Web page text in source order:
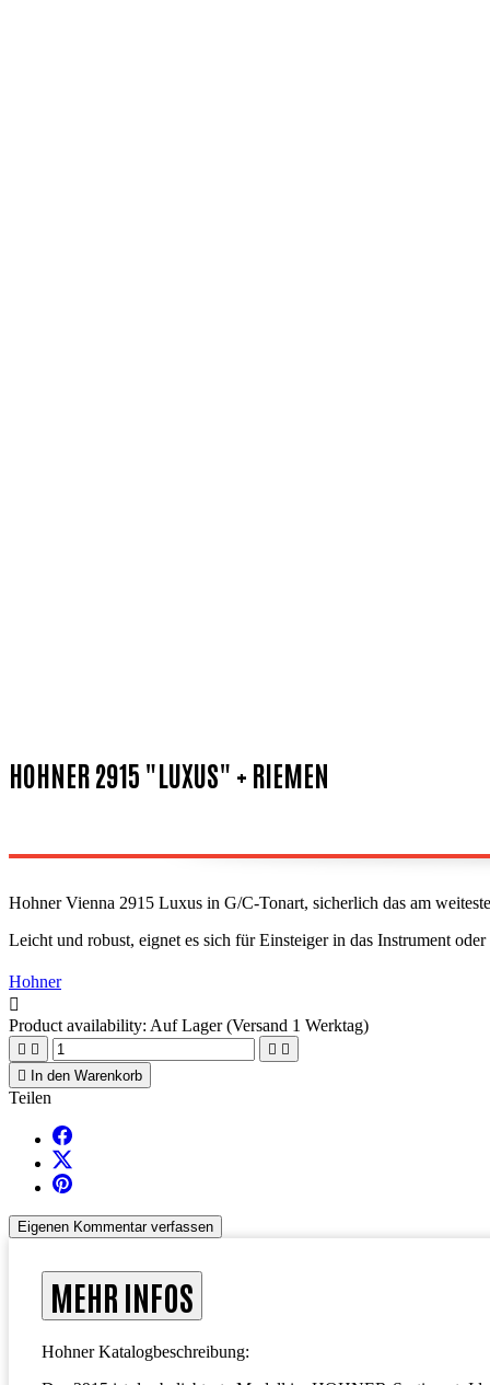
HOHNER 2915 "LUXUS" + RIEMEN
Hohner Vienna 2915 Luxus in G/C-Tonart, sicherlich das am
Leicht und robust, eignet es sich für Einsteiger in das Instrument
Hohner

Product availability: Auf Lager (Versand 1 Werktag)
   

In den Warenkorb
Teilen
Eigenen Kommentar verfassen
MEHR INFOS
Hohner Katalogbeschreibung: